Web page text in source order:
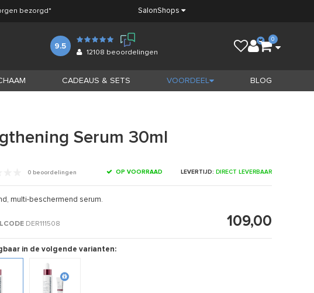
bezorgd* SalonShops
9.5
12108 beoordelingen
0
CADEAUS & SETS VOORDEEL BLOG
Serum 30ml
0 beoordelingen OP VOORRAAD LEVERTIJD: DIRECT LEVERBAAR
multi-beschermend serum.
DER111508 109,00
in de volgende varianten: